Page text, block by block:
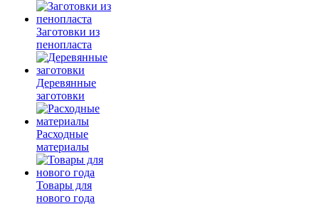
Заготовки из
пенопласта
Деревянные
заготовки
Расходные
материалы
Товары для
нового года